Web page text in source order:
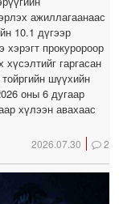
ажиллагаанаас
10.1 дүгээр
хэрэгт прокуророор
хүсэлтийг гаргасан
шүүхийн
оны 6 дугаар
хүлээн авахаас
2026.07.30 2